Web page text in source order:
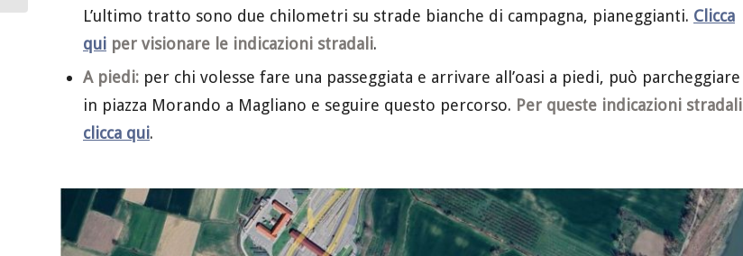
L’ultimo tratto sono due chilometri su strade bianche di campagna, pianeggianti. Clicca
qui per visionare le indicazioni stradali.
A piedi: per chi volesse fare una passeggiata e arrivare all’oasi a piedi, può parcheggiare
in piazza Morando a Magliano e seguire questo percorso. Per queste indicazioni stradali
clicca qui.